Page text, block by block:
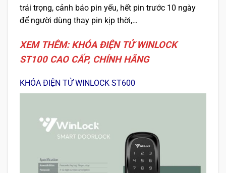
trái trọng, cảnh báo pin yếu, hết pin trước 10 ngày
để người dùng thay pin kịp thời,…
XEM THÊM: KHÓA ĐIỆN TỬ WINLOCK
ST100 CAO CẤP, CHÍNH HÃNG
KHÓA ĐIỆN TỬ WINLOCK ST600